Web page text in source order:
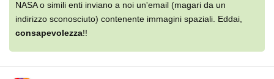
NASA o simili enti inviano a noi un'email (magari da un
indirizzo sconosciuto) contenente immagini spaziali. Eddai,
consapevolezza!!